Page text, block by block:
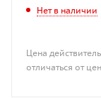
Нет в наличии
Цена
отличаться от